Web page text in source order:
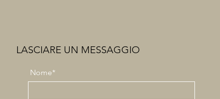
LASCIARE UN MESSAGGIO
Nome*